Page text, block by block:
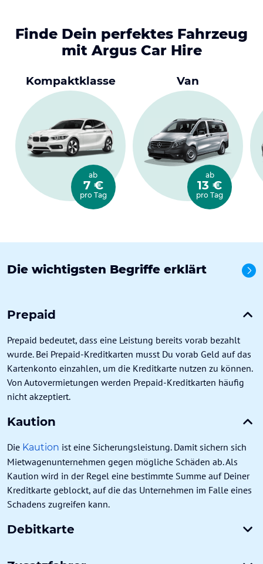
Finde Dein perfektes Fahrzeug
mit Argus Car Hire
Kompaktklasse
ab
7 €
pro Tag
Van
ab
13 €
pro Tag
Die wichtigsten Begriffe erklärt
Alle
Prepaid
Prepaid bedeutet, dass eine Leistung bereits vorab bezahlt
wurde. Bei Prepaid-Kreditkarten musst Du vorab Geld auf das
Kartenkonto einzahlen, um die Kreditkarte nutzen zu können.
Von Autovermietungen werden Prepaid-Kreditkarten häufig
nicht akzeptiert.
Kaution
Die Kaution ist eine Sicherungsleistung. Damit sichern sich
Mietwagenunternehmen gegen mögliche Schäden ab. Als
Kaution wird in der Regel eine bestimmte Summe auf Deiner
Kreditkarte geblockt, auf die das Unternehmen im Falle eines
Schadens zugreifen kann.
Debitkarte